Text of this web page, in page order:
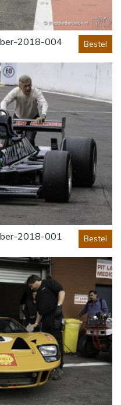
2018-004 Bestel
2018-001 Bestel